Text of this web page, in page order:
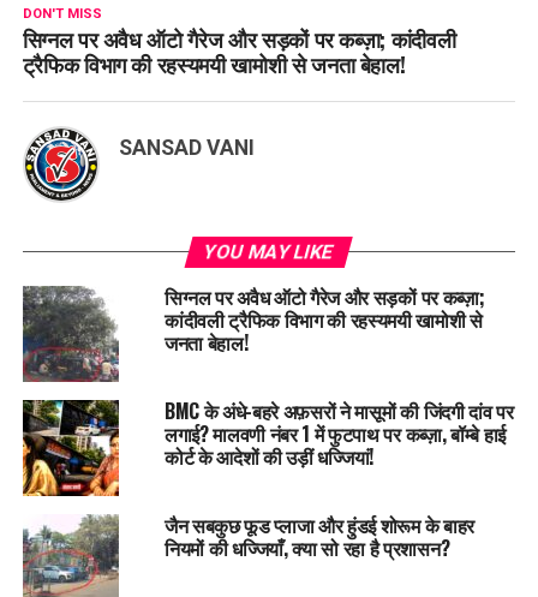
DON'T MISS
सिग्नल पर अवैध ऑटो गैरेज और सड़कों पर कब्ज़ा; कांदीवली
ट्रैफिक विभाग की रहस्यमयी खामोशी से जनता बेहाल!
SANSAD VANI
YOU MAY LIKE
सिग्नल पर अवैध ऑटो गैरेज और सड़कों पर कब्ज़ा;
कांदीवली ट्रैफिक विभाग की रहस्यमयी खामोशी से
जनता बेहाल!
BMC के अंधे-बहरे अफ़सरों ने मासूमों की जिंदगी दांव पर
लगाई? मालवणी नंबर 1 में फुटपाथ पर कब्ज़ा, बॉम्बे हाई
कोर्ट के आदेशों की उड़ीं धज्जियां!
जैन सबकुछ फूड प्लाजा और हुंडई शोरूम के बाहर
नियमों की धज्जियाँ, क्या सो रहा है प्रशासन?